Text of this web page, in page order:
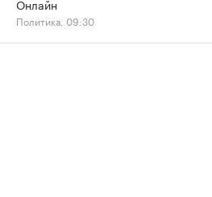
Онлайн
Политика, 09:30